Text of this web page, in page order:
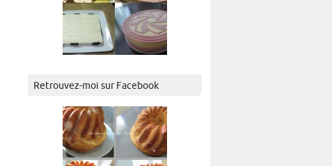
Retrouvez-moi sur Facebook